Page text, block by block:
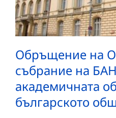
Обръщение на
събрание на
академичната
българското